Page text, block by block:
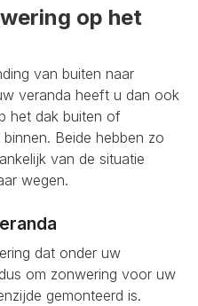
op het
van buiten naar
veranda heeft u dan ook
het dak buiten of
Beide hebben zo
van de situatie
wegen.
dat onder uw
om zonwering voor uw
gemonteerd is.